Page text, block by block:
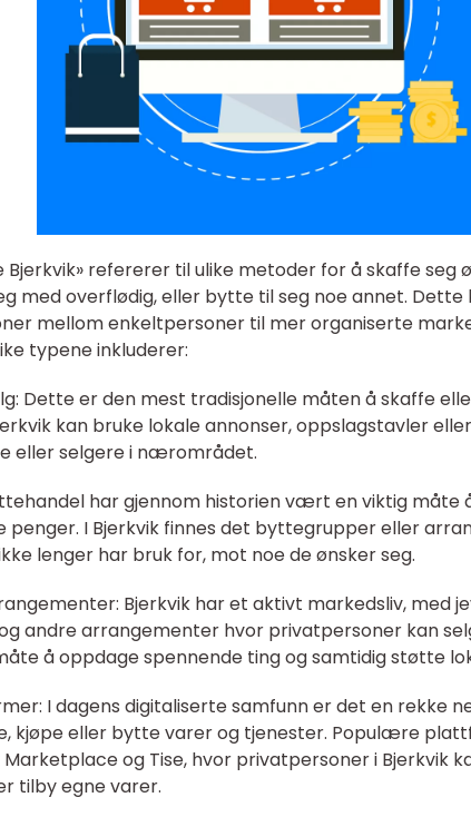
Bjerkvik» refererer til ulike metoder for å skaffe seg
med overflødig, eller bytte til seg noe annet. Dette
mellom enkeltpersoner til mer organiserte
typene inkluderer:
Dette er den mest tradisjonelle måten å skaffe
kan bruke lokale annonser, oppslagstavler
eller selgere i nærområdet.
har gjennom historien vært en viktig måte
penger. I Bjerkvik finnes det byttegrupper eller
lenger har bruk for, mot noe de ønsker seg.
Bjerkvik har et aktivt markedsliv, med
andre arrangementer hvor privatpersoner kan
å oppdage spennende ting og samtidig støtte
I dagens digitaliserte samfunn er det en rekke
kjøpe eller bytte varer og tjenester. Populære
Marketplace og Tise, hvor privatpersoner i Bjerkvik
tilby egne varer.